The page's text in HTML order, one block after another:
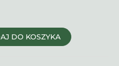
DO KOSZYKA